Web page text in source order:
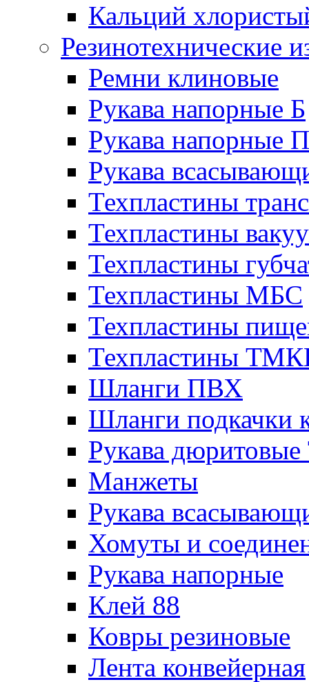
Кальций
Резинотехнические
Ремни клиновые
Рукава напорные Б
Рукава напорные П
Рукава
Техпластины
Техпластины
Техпластины
Техпластины МБС
Техпластины
Техпластины
Шланги ПВХ
Шланги подкачки
Рукава
Манжеты
Рукава
Хомуты и
Рукава напорные
Клей 88
Ковры резиновые
Лента конвейерная